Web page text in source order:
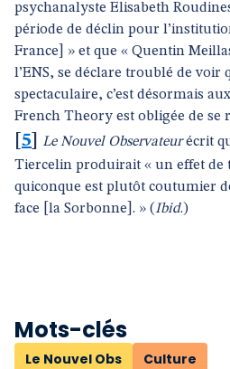
psychanalyste Elisabeth
période de déclin pour
France] » et que « Quentin
l’ENS, se déclare troublé de
spectaculaire, c’est désormais
French Theory est obligée de se
5 Le Nouvel Observateurécrit
Tiercelin produirait « un effet
quiconque est plutôt coutumier
face [la Sorbonne]. » (Ibid.)
Mots-clés
Le Nouvel Obs Culture